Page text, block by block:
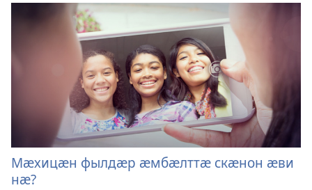
Мӕхицӕн фылдӕр ӕмбӕлттӕ скӕнон ӕви
нӕ?